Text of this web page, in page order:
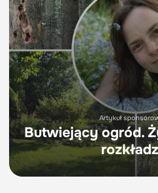
Artykuł
Butwiejący ogród.